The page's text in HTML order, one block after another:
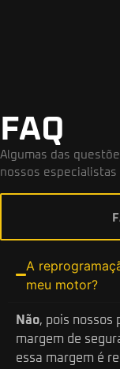
FAQ
Algumas das
nossos
A
meu motor?
Não, pois nossos
margem de
essa margem é